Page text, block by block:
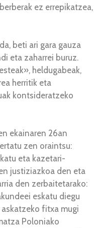
ez errepikatzea,
beti ari gara gauza
eta zaharrei buruz.
heldugabeak,
herritik eta
kontsideratzeko
ekainaren 26an
zen oraintsu:
eta kazetari-
justiziazkoa den eta
den zerbaitetarako:
eskatu diegu
fitxa mugi
Poloniako